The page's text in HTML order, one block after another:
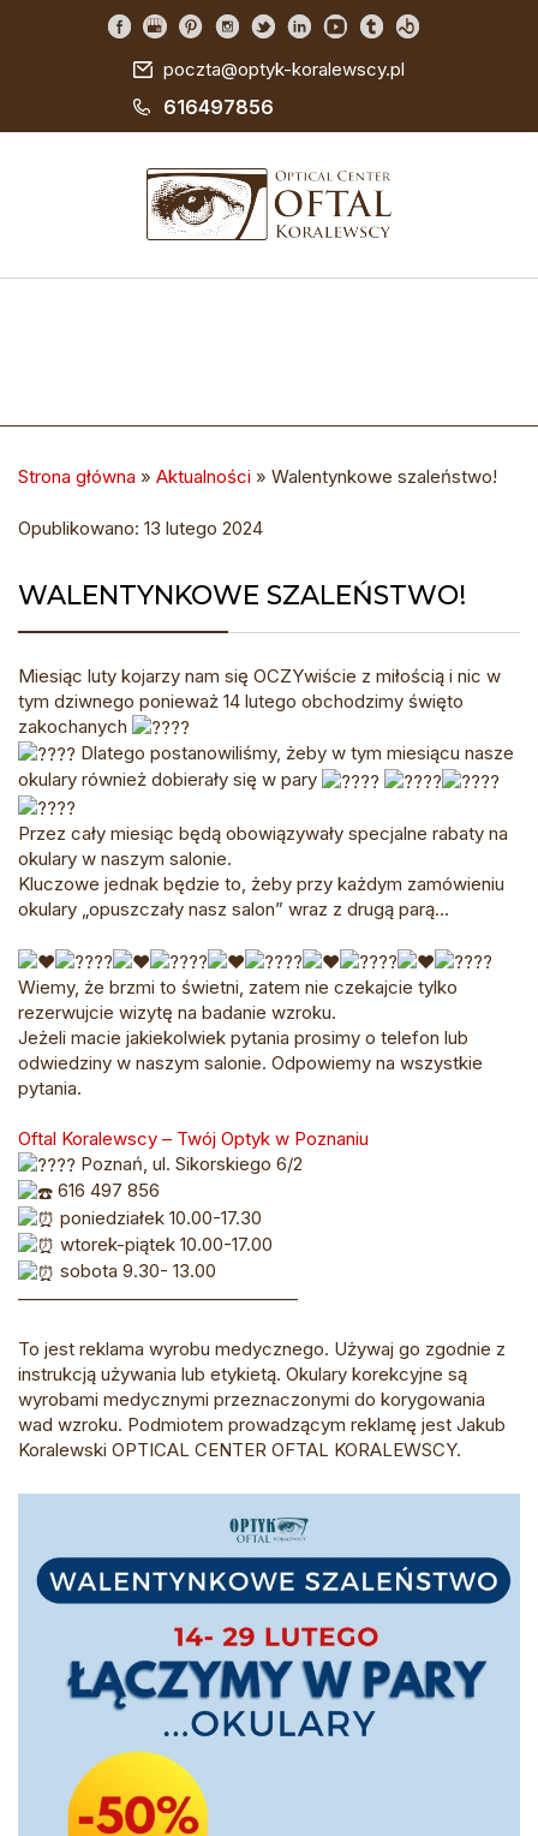
poczta@optyk-koralewscy.pl
616497856
Strona główna » Aktualności » Walentynkowe szaleństwo!
Opublikowano: 13 lutego 2024
WALENTYNKOWE SZALEŃSTWO!
Miesiąc luty kojarzy nam się OCZYwiście z miłością i nic w
tym dziwnego ponieważ 14 lutego obchodzimy święto
zakochanych
Dlatego postanowiliśmy, żeby w tym miesiącu nasze
okulary również dobierały się w pary
Przez cały miesiąc będą obowiązywały specjalne rabaty na
okulary w naszym salonie.
Kluczowe jednak będzie to, żeby przy każdym zamówieniu
okulary „opuszczały nasz salon” wraz z drugą parą…
Wiemy, że brzmi to świetni, zatem nie czekajcie tylko
rezerwujcie wizytę na badanie wzroku.
Jeżeli macie jakiekolwiek pytania prosimy o telefon lub
odwiedziny w naszym salonie. Odpowiemy na wszystkie
pytania.
Oftal Koralewscy – Twój Optyk w Poznaniu
Poznań, ul. Sikorskiego 6/2
616 497 856
poniedziałek 10.00-17.30
wtorek-piątek 10.00-17.00
sobota 9.30- 13.00
———————————————–
To jest reklama wyrobu medycznego. Używaj go zgodnie z
instrukcją używania lub etykietą. Okulary korekcyjne są
wyrobami medycznymi przeznaczonymi do korygowania
wad wzroku. Podmiotem prowadzącym reklamę jest Jakub
Koralewski OPTICAL CENTER OFTAL KORALEWSCY.